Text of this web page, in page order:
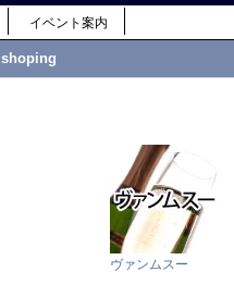
イベント案内
shoping
ヴァンムスー